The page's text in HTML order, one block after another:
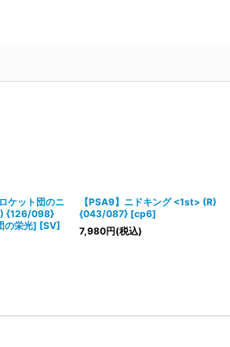
ケット団のニ
{126/098}
の栄光] [SV]
【PSA9】ニドキング <1st> (R)
{043/087} [cp6]
7,980円(税込)